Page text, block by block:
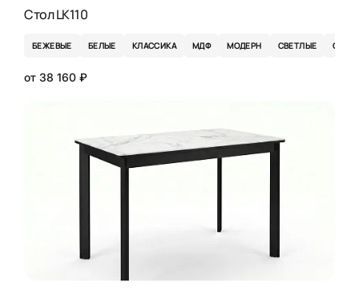
Стол LK110
БЕЖЕВЫЕ БЕЛЫЕ КЛАССИКА МДФ МОДЕРН СВЕТЛЫЕ
от 38 160 ₽